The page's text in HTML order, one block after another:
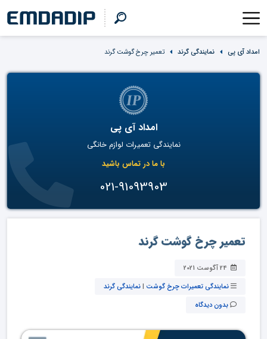
امداد آی پی نمایندگی گرند تعمیر چرخ گوشت گرند
امداد آی پی
نمایندگی تعمیرات لوازم خانگی
با ما در تماس باشید
021-91093903
تعمیر چرخ گوشت گرند
نمایندگی تعمیرات چرخ گوشت |نمایندگی گرند
بدون دیدگاه